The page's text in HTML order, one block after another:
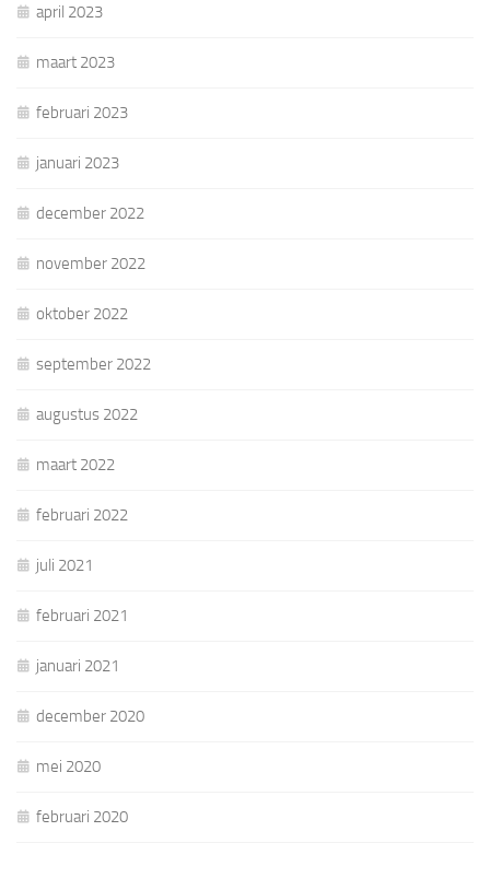
april 2023
maart 2023
februari 2023
januari 2023
december 2022
november 2022
oktober 2022
september 2022
augustus 2022
maart 2022
februari 2022
juli 2021
februari 2021
januari 2021
december 2020
mei 2020
februari 2020